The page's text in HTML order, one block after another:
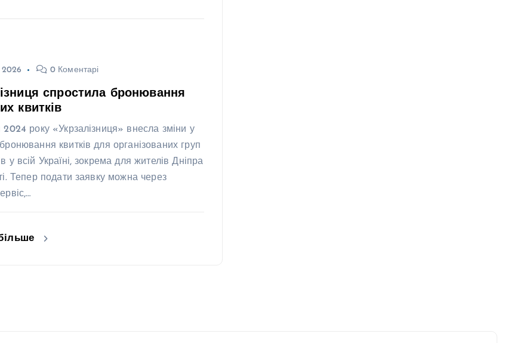
0 Коментарі
спростила бронювання
квитків
року «Укрзалізниця» внесла зміни у
квитків для організованих груп
у всій Україні, зокрема для жителів Дніпра
Тепер подати заявку можна через